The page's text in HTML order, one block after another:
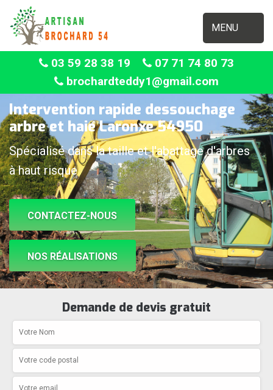
MENU
03 59 28 38 19
07 71 74 80 73
brochardteddy1@gmail.com
Intervention rapide dessouchage
arbre et haie Laronxe 54950
Spécialisé dans la taille et l'abattage d'arbres
à haut risque
CONTACTEZ-NOUS
NOS RÉALISATIONS
Demande de devis gratuit